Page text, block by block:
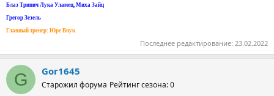
Блаз Трипич Лука Уламец, Миха Зайц
Грегор Зезель
Главный тренер: Юре Внук
Последнее редактирование: 23.02.2022
G Gor1645
Старожил форума Рейтинг сезона: 0